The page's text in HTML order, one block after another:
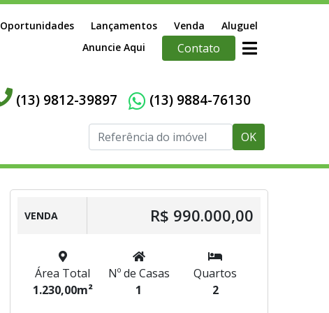
Oportunidades Lançamentos Venda
Aluguel
Anuncie Aqui
Contato
(13) 9812-39897 (13) 9884-76130
OK
VENDA R$ 990.000,00
Área Total
1.230,00m²
Nº de Casas
1
Quartos
2